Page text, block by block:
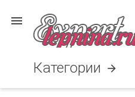
menu
Категории arrow_forward